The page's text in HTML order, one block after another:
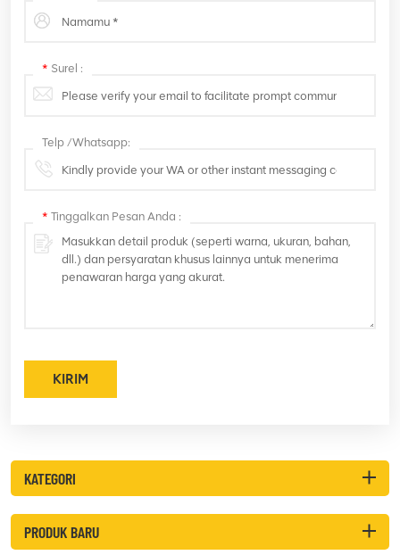
* Surel :
Telp /Whatsapp:
* Tinggalkan Pesan Anda :
KIRIM
KATEGORI
PRODUK BARU